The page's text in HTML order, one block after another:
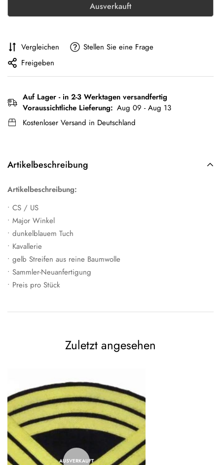
Ausverkauft
Vergleichen
Stellen Sie eine Frage
Freigeben
Auf Lager - in 2-3 Werktagen versandfertig
Voraussichtliche Lieferung: Aug 09 - Aug 13
Kostenloser Versand in Deutschland
Artikelbeschreibung
Artikelbeschreibung:
• CS / US
• Major Winkel
• dunkelblauem Tuch
• Kavallerie
• gelb Streifen aus reine Baumwolle
• Sammler-Neuanfertigung
• Preis pro Stück
Zuletzt angesehen
AUSVERKAUFT